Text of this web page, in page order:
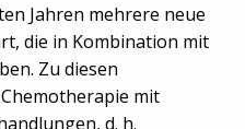
Jahren mehrere neue
die in Kombination mit
Zu diesen
mit
d. h.